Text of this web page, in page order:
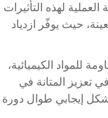
لهذه التأثيرات
حيث يوفّر ازدياد
للمواد الكيميائية،
تعزيز المتانة في
بشكل إيجابي طوال دورة